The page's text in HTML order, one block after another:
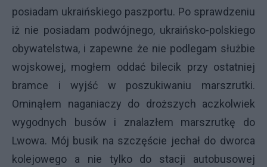
posiadam ukraińskiego paszportu. Po sprawdzeniu
iż nie posiadam podwójnego, ukraińsko-polskiego
obywatelstwa, i zapewne że nie podlegam służbie
wojskowej, mogłem oddać bilecik przy ostatniej
bramce i wyjść w poszukiwaniu marszrutki.
Ominąłem naganiaczy do droższych aczkolwiek
wygodnych busów i znalazłem marszrutkę do
Lwowa. Mój busik na szczęście jechał do dworca
kolejowego a nie tylko do stacji autobusowej